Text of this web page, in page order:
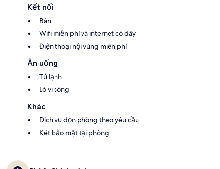
Kết nối
Bàn
Wifi miễn phí và internet có dây
Điện thoại nội vùng miễn phí
Ăn uống
Tủ lạnh
Lò vi sóng
Khác
Dịch vụ dọn phòng theo yêu cầu
Két bảo mật tại phòng